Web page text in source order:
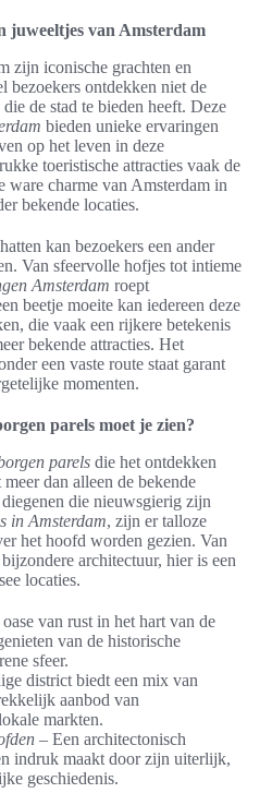
juweeltjes van Amsterdam
zijn iconische grachten en
bezoekers ontdekken niet de
die de stad te bieden heeft. Deze
bieden unieke ervaringen
op het leven in deze
toeristische attracties vaak de
ware charme van Amsterdam in
bekende locaties.
kan bezoekers een ander
Van sfeervolle hofjes tot intieme
Amsterdam roept
beetje moeite kan iedereen deze
die vaak een rijkere betekenis
bekende attracties. Het
een vaste route staat garant
momenten.
parels moet je zien?
parels die het ontdekken
dan alleen de bekende
die nieuwsgierig zijn
in Amsterdam, zijn er talloze
het hoofd worden gezien. Van
architectuur, hier is een
locaties.
van rust in het hart van de
van de historische
sfeer.
district biedt een mix van
aanbod van
markten.
– Een architectonisch
indruk maakt door zijn uiterlijk,
geschiedenis.